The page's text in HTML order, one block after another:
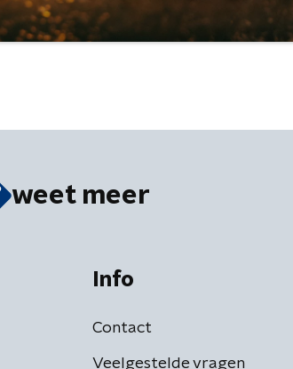
weet meer
Info
Contact
Veelgestelde vragen